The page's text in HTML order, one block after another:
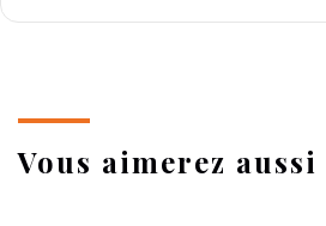
Vous aimerez aussi